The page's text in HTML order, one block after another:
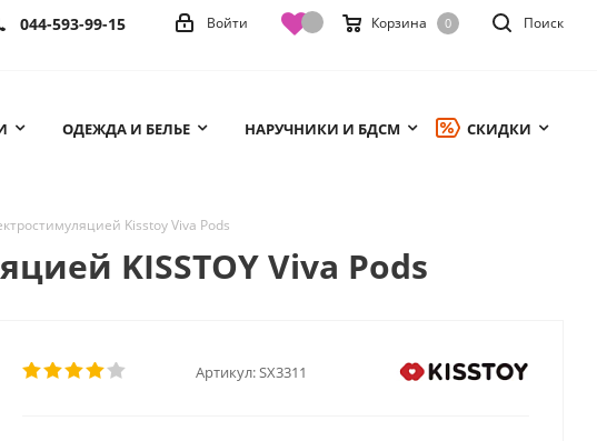
Поиск
Корзина 0
Войти
044-593-99-15
ОДЕЖДА И БЕЛЬЕ НАРУЧНИКИ И БДСМ СКИДКИ
Kisstoy Viva Pods
KISSTOY Viva Pods
Артикул: SX3311